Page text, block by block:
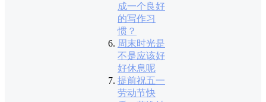
成一个良好
的写作习
惯？
周末时光是
不是应该好
好休息呢
提前祝五一
劳动节快